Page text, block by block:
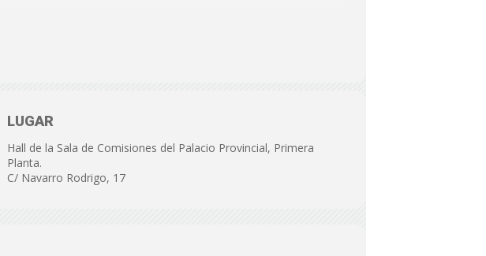
LUGAR
Hall de la Sala de Comisiones del Palacio Provincial, Primera
Planta.
C/ Navarro Rodrigo, 17